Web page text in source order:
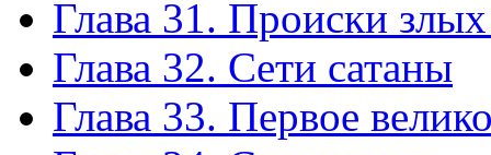
Глава 31. Происки
Глава 32. Сети сатаны
Глава 33. Первое